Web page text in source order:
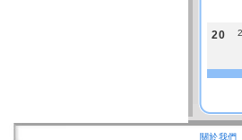
20
關於我們